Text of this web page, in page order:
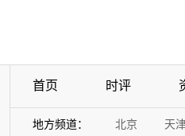
首页 时评
地方频道： 北京 天